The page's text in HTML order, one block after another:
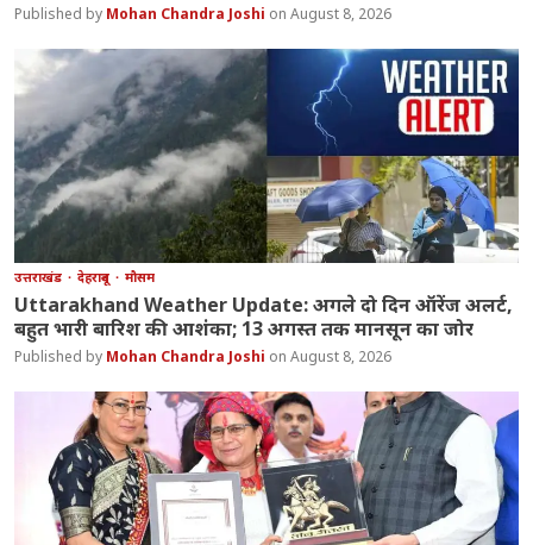
Mohan Chandra Joshi August 8, 2026
उत्तराखंड देहरादून मौसम
Uttarakhand Weather Update: अगले दो दिन ऑरेंज अलर्ट,
बहुत भारी बारिश की आशंका; 13 अगस्त तक मानसून का जोर
Mohan Chandra Joshi August 8, 2026